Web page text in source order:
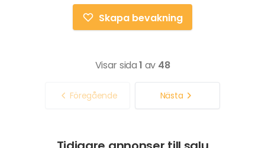
Skapa bevakning
Visar sida1 av 48
Föregående Nästa